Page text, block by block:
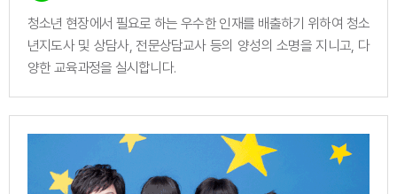
청소년 현장에서 필요로 하는 우수한 인재를 배출하기 위하여 청소
년지도사 및 상담사, 전문상담교사 등의 양성의 소명을 지니고, 다
양한 교육과정을 실시합니다.